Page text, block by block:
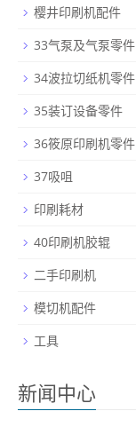
樱井印刷机配件
33气泵及气泵零件
34波拉切纸机零件
35装订设备零件
36筱原印刷机零件
37吸咀
印刷耗材
40印刷机胶辊
二手印刷机
模切机配件
工具
新闻中心